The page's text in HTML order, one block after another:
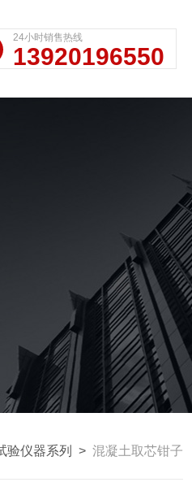
24小时销售热线
13920196550
验仪器系列 > 混凝土取芯钳子